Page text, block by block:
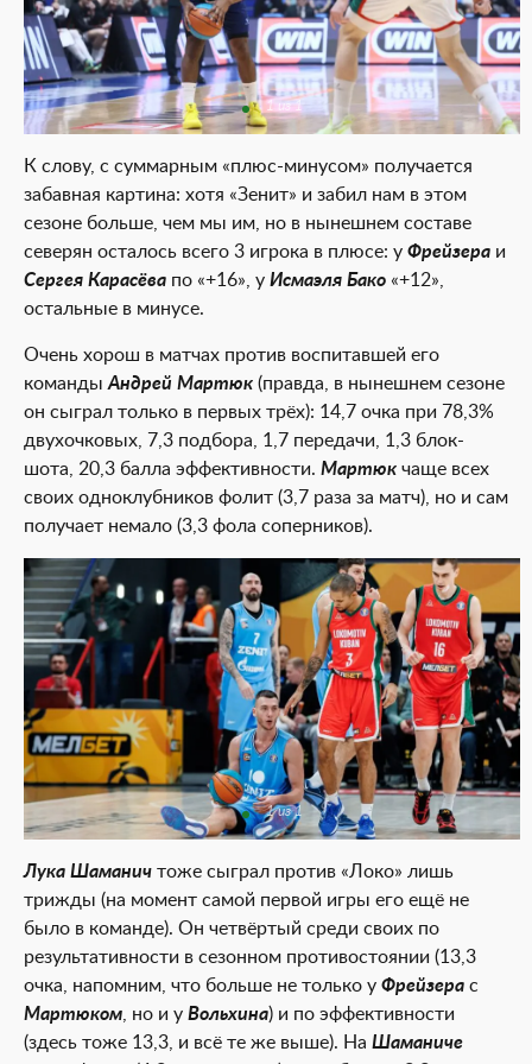
1 из 1
К слову, с суммарным «плюс-минусом» получается
забавная картина: хотя «Зенит» и забил нам в этом
сезоне больше, чем мы им, но в нынешнем составе
северян осталось всего 3 игрока в плюсе: у Фрейзера и
Сергея Карасёва по «+16», у Исмаэля Бако «+12»,
остальные в минусе.
Очень хорош в матчах против воспитавшей его
команды Андрей Мартюк (правда, в нынешнем сезоне
он сыграл только в первых трёх): 14,7 очка при 78,3%
двухочковых, 7,3 подбора, 1,7 передачи, 1,3 блок-
шота, 20,3 балла эффективности. Мартюк чаще всех
своих одноклубников фолит (3,7 раза за матч), но и сам
получает немало (3,3 фола соперников).
1 из 1
Лука Шаманич тоже сыграл против «Локо» лишь
трижды (на момент самой первой игры его ещё не
было в команде). Он четвёртый среди своих по
результативности в сезонном противостоянии (13,3
очка, напомним, что больше не только у Фрейзера с
Мартюком , но и у Вольхина) и по эффективности
(здесь тоже 13,3, и всё те же выше). На Шаманиче